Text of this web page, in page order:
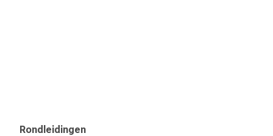
Rondleidingen